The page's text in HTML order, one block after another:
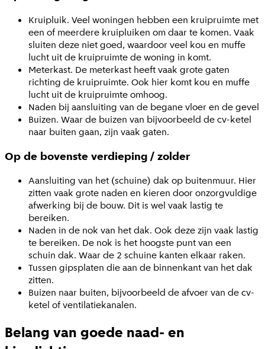
Kruipluik. Veel woningen hebben een kruipruimte met
een of meerdere kruipluiken om daar te komen. Vaak
sluiten deze niet goed, waardoor veel kou en muffe
lucht uit de kruipruimte de woning in komt.
Meterkast. De meterkast heeft vaak grote gaten
richting de kruipruimte. Ook hier komt kou en muffe
lucht uit de kruipruimte omhoog.
Naden bij aansluiting van de begane vloer en de gevel
Buizen. Waar de buizen van bijvoorbeeld de cv-ketel
naar buiten gaan, zijn vaak gaten.
Op de bovenste verdieping / zolder
Aansluiting van het (schuine) dak op buitenmuur. Hier
zitten vaak grote naden en kieren door onzorgvuldige
afwerking bij de bouw. Dit is wel vaak lastig te
bereiken.
Naden in de nok van het dak. Ook deze zijn vaak lastig
te bereiken. De nok is het hoogste punt van een
schuin dak. Waar de 2 schuine kanten elkaar raken.
Tussen gipsplaten die aan de binnenkant van het dak
zitten.
Buizen naar buiten, bijvoorbeeld de afvoer van de cv-
ketel of ventilatiekanalen.
Belang van goede naad- en